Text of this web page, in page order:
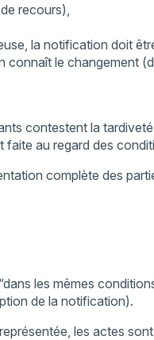
recours),
la notification doit
connaît le changement
contestent la
faite au regard des
complète des
les mêmes
de la notification).
les actes